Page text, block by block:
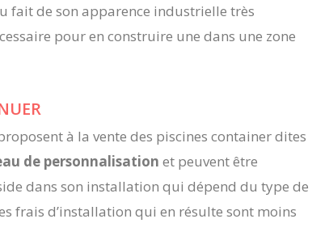
fait de son apparence industrielle très
pour en construire une dans une zone
à la vente des piscines container dites
de personnalisation et peuvent être
dans son installation qui dépend du type de
frais d’installation qui en résulte sont moins